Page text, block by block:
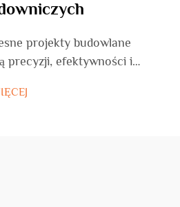
projekty budowlane
precyzji, efektywności i
borykują się z